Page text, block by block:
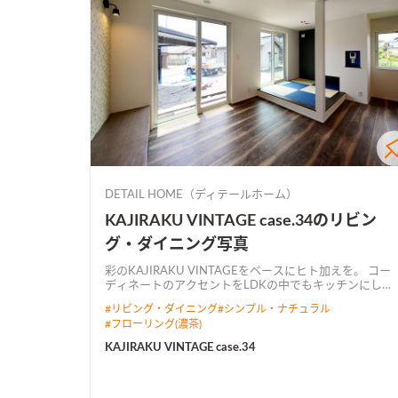
DETAIL HOME（ディテールホーム）
KAJIRAKU VINTAGE case.34のリビン
グ・ダイニング写真
彩のKAJIRAKU VINTAGEをベースにヒト加えを。 コー
ディネートのアクセントをLDKの中でもキッチンにし、
見渡せるL字型LDKで広々とした空間に仕上がりました
#リビング・ダイニング#シンプル・ナチュラル
#フローリング(濃茶)
KAJIRAKU VINTAGE case.34